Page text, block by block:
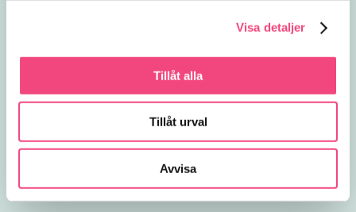
Visa detaljer
Tillåt alla
Tillåt urval
Avvisa
produktsidan